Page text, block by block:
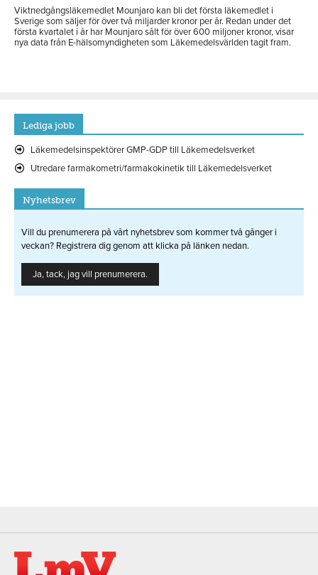
Viktnedgångsläkemedlet Mounjaro kan bli det första läkemedlet i
Sverige som säljer för över två miljarder kronor per år. Redan under det
första kvartalet i år har Mounjaro sålt för över 600 miljoner kronor, visar
nya data från E-hälsomyndigheten som Läkemedelsvärlden tagit fram.
Lediga jobb
Läkemedelsinspektörer GMP-GDP till Läkemedelsverket
Utredare farmakometri/farmakokinetik till Läkemedelsverket
Nyhetsbrev
Vill du prenumerera på vårt nyhetsbrev som kommer två gånger i
veckan? Registrera dig genom att klicka på länken nedan.
Ja, tack, jag vill prenumerera.